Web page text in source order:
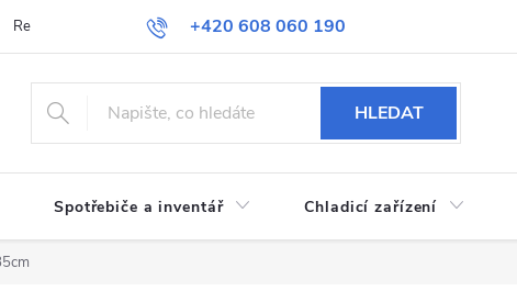
+420 608 060 190
Reklamace a vrácení zboží Obchodní podmínky
HLEDAT
Spotřebiče a inventář Chladicí zařízení